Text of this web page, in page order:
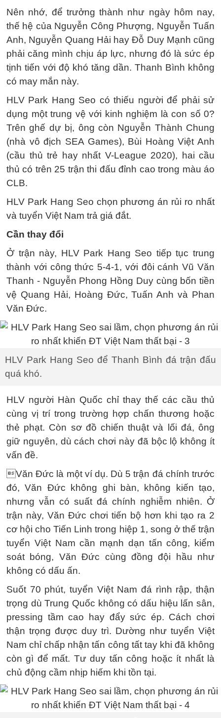
Nên nhớ, để trưởng thành như ngày hôm nay,
thế hệ của Nguyễn Công Phượng, Nguyễn Tuấn
Anh, Nguyễn Quang Hải hay Đỗ Duy Mạnh cũng
phải căng mình chịu áp lực, nhưng đó là sức ép
tịnh tiến với độ khó tăng dần. Thanh Bình không
có may mắn này.
HLV Park Hang Seo có thiếu người để phải sử
dụng một trung vệ với kinh nghiệm là con số 0?
Trên ghế dự bị, ông còn Nguyễn Thành Chung
(nhà vô địch SEA Games), Bùi Hoàng Việt Anh
(cầu thủ trẻ hay nhất V-League 2020), hai cầu
thủ có trên 25 trận thi đấu đỉnh cao trong màu áo
CLB.
HLV Park Hang Seo chọn phương án rủi ro nhất
và tuyển Việt Nam trả giá đắt.
Cần thay đổi
Ở trận này, HLV Park Hang Seo tiếp tục trung
thành với công thức 5-4-1, với đôi cánh Vũ Văn
Thanh - Nguyễn Phong Hồng Duy cùng bốn tiền
vệ Quang Hải, Hoàng Đức, Tuấn Anh và Phan
Văn Đức.
HLV Park Hang Seo để Thanh Bình đá trận đấu
quá khó.
HLV người Hàn Quốc chỉ thay thế các cầu thủ
cùng vị trí trong trường hợp chấn thương hoặc
thẻ phạt. Còn sơ đồ chiến thuật và lối đá, ông
giữ nguyên, dù cách chơi này đã bộc lộ không ít
vấn đề.
Văn Đức là một ví dụ. Dù 5 trận đá chính trước
đó, Văn Đức không ghi bàn, không kiến tạo,
nhưng vẫn có suất đá chính nghiễm nhiên. Ở
trận này, Văn Đức chơi tiến bộ hơn khi tạo ra 2
cơ hội cho Tiến Linh trong hiệp 1, song ở thế trận
tuyển Việt Nam cần mạnh dạn tấn công, kiểm
soát bóng, Văn Đức cùng đồng đội hầu như
không có dấu ấn.
Suốt 70 phút, tuyển Việt Nam đá rình rập, thận
trọng dù Trung Quốc không có dấu hiệu lấn sân,
pressing tầm cao hay đẩy sức ép. Cách chơi
thận trọng được duy trì. Dường như tuyển Việt
Nam chỉ chấp nhận tấn công tất tay khi đã không
còn gì để mất. Tư duy tấn công hoặc ít nhất là
chủ động cầm nhịp hiếm khi tồn tại.